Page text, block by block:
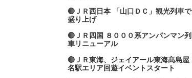
🔴ＪＲ西日本 「山口ＤＣ」観光列車で
盛り上げ
🔴ＪＲ四国 ８０００系アンパンマン列
車リニューアル
🔴ＪＲ東海、ジェイアール東海髙島屋
名駅エリア回遊イベントスタート